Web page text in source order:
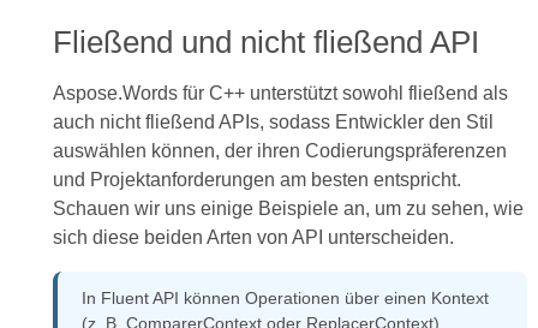
Fließend und nicht fließend API
Aspose.Words für C++ unterstützt sowohl fließend als
auch nicht fließend APIs, sodass Entwickler den Stil
auswählen können, der ihren Codierungspräferenzen
und Projektanforderungen am besten entspricht.
Schauen wir uns einige Beispiele an, um zu sehen, wie
sich diese beiden Arten von API unterscheiden.
In Fluent API können Operationen über einen Kontext
(z. B. ComparerContext oder ReplacerContext)